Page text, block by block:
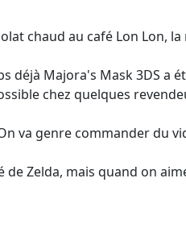
chaud au café Lon Lon,
Majora's Mask 3DS a
chez quelques
va genre commander du
Zelda, mais quand on